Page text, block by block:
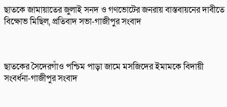
ছাতকে জামায়াতের জুলাই সনদ ও গণভোটের জনরায় বাস্তবায়নের দাবীতে
বিক্ষোভ মিছিল, প্রতিবাদ সভা-গাজীপুর সংবাদ
ছাতকের সৈদেরগাঁও পশ্চিম পাড়া জামে মসজিদের ইমামকে বিদায়ী
সংবর্ধনা-গাজীপুর সংবাদ